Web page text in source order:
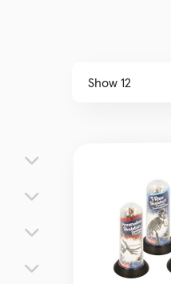
Halloween
Cadeaux
SOLDE!